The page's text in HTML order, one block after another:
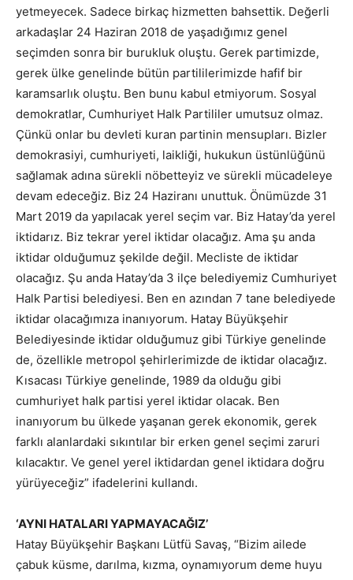
yetmeyecek. Sadece birkaç hizmetten bahsettik. Değerli
arkadaşlar 24 Haziran 2018 de yaşadığımız genel
seçimden sonra bir burukluk oluştu. Gerek partimizde,
gerek ülke genelinde bütün partililerimizde hafif bir
karamsarlık oluştu. Ben bunu kabul etmiyorum. Sosyal
demokratlar, Cumhuriyet Halk Partililer umutsuz olmaz.
Çünkü onlar bu devleti kuran partinin mensupları. Bizler
demokrasiyi, cumhuriyeti, laikliği, hukukun üstünlüğünü
sağlamak adına sürekli nöbetteyiz ve sürekli mücadeleye
devam edeceğiz. Biz 24 Haziranı unuttuk. Önümüzde 31
Mart 2019 da yapılacak yerel seçim var. Biz Hatay’da yerel
iktidarız. Biz tekrar yerel iktidar olacağız. Ama şu anda
iktidar olduğumuz şekilde değil. Mecliste de iktidar
olacağız. Şu anda Hatay’da 3 ilçe belediyemiz Cumhuriyet
Halk Partisi belediyesi. Ben en azından 7 tane belediyede
iktidar olacağımıza inanıyorum. Hatay Büyükşehir
Belediyesinde iktidar olduğumuz gibi Türkiye genelinde
de, özellikle metropol şehirlerimizde de iktidar olacağız.
Kısacası Türkiye genelinde, 1989 da olduğu gibi
cumhuriyet halk partisi yerel iktidar olacak. Ben
inanıyorum bu ülkede yaşanan gerek ekonomik, gerek
farklı alanlardaki sıkıntılar bir erken genel seçimi zaruri
kılacaktır. Ve genel yerel iktidardan genel iktidara doğru
yürüyeceğiz” ifadelerini kullandı.
‘AYNI HATALARI YAPMAYACAĞIZ’
Hatay Büyükşehir Başkanı Lütfü Savaş, “Bizim ailede
çabuk küsme, darılma, kızma, oynamıyorum deme huyu